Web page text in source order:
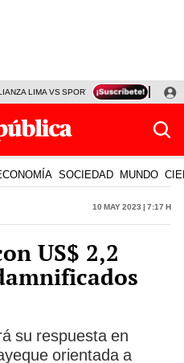
LIMA VS SPORT BOYS JORGE
SOCIEDAD MUNDO
10 May 2023 | 7:17 h
US$ 2,2
su respuesta en
orientada a